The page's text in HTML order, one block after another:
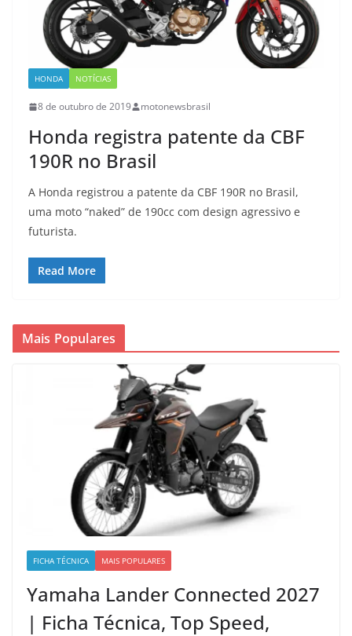
HONDA NOTÍCIAS
8 de outubro de 2019 motonewsbrasil
Honda registra patente da CBF
190R no Brasil
A Honda registrou a patente da CBF 190R no Brasil,
uma moto “naked” de 190cc com design agressivo e
futurista.
Read More
Mais Populares
FICHA TÉCNICA MAIS POPULARES
Yamaha Lander Connected 2027
| Ficha Técnica, Top Speed,